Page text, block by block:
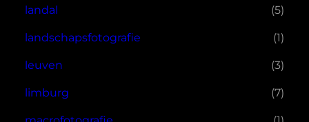
landal (5)
landschapsfotografie (1)
leuven (3)
limburg (7)